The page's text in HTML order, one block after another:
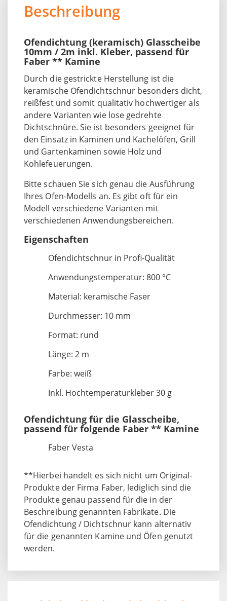
Beschreibung
Ofendichtung (keramisch) Glasscheibe
10mm / 2m inkl. Kleber, passend für
Faber ** Kamine
Durch die gestrickte Herstellung ist die
keramische Ofendichtschnur besonders dicht,
reißfest und somit qualitativ hochwertiger als
andere Varianten wie lose gedrehte
Dichtschnüre. Sie ist besonders geeignet für
den Einsatz in Kaminen und Kachelöfen, Grill
und Gartenkaminen sowie Holz und
Kohlefeuerungen.
Bitte schauen Sie sich genau die Ausführung
Ihres Ofen-Modells an. Es gibt oft für ein
Modell verschiedene Varianten mit
verschiedenen Anwendungsbereichen.
Eigenschaften
Ofendichtschnur in Profi-Qualität
Anwendungstemperatur: 800 °C
Material: keramische Faser
Durchmesser: 10 mm
Format: rund
Länge: 2 m
Farbe: weiß
Inkl. Hochtemperaturkleber 30 g
Ofendichtung für die Glasscheibe,
passend für folgende Faber ** Kamine
Faber Vesta
**Hierbei handelt es sich nicht um Original-
Produkte der Firma Faber, lediglich sind die
Produkte genau passend für die in der
Beschreibung genannten Fabrikate. Die
Ofendichtung / Dichtschnur kann alternativ
für die genannten Kamine und Öfen genutzt
werden.